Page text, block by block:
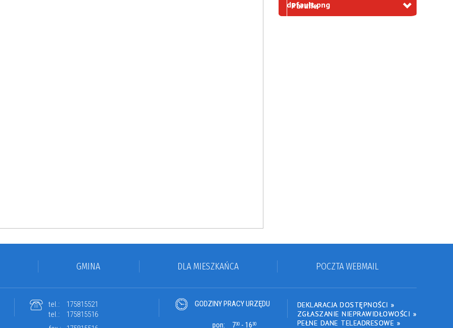
Parafie
GMINA DLA MIESZKAŃCA POCZTA WEBMAIL
tel.:
175815521
tel.:
175815516
GODZINY PRACY URZĘDU
pon: 730 - 1630
DEKLARACJA DOSTĘPNOŚCI »
ZGŁASZANIE NIEPRAWIDŁOWOŚCI »
PEŁNE DANE TELEADRESOWE »